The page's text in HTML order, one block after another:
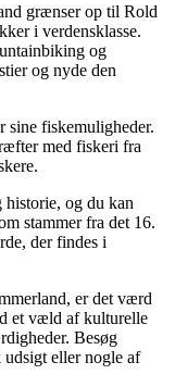
grænser op til Rold
i verdensklasse.
og
og nyde den
sine fiskemuligheder.
med fiskeri fra
og du kan
stammer fra det 16.
der findes i
er det værd
et væld af kulturelle
Besøg
eller nogle af